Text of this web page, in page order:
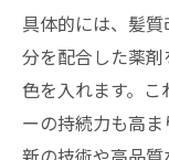
具体的には、髪
分を配合した薬
色を入れます。こ
ーの持続力も高